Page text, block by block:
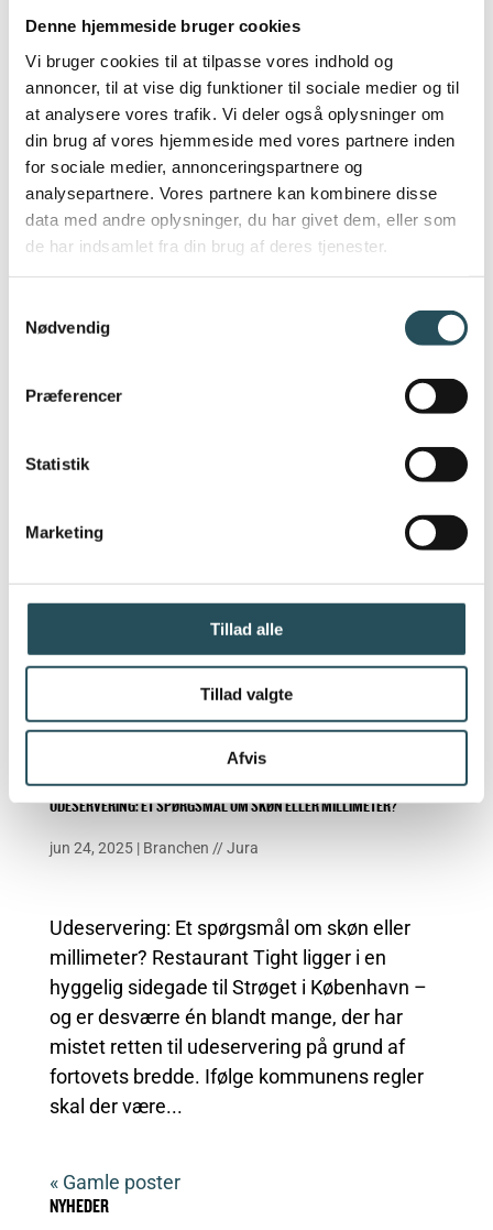
Denne hjemmeside bruger cookies
Vi bruger cookies til at tilpasse vores indhold og
annoncer, til at vise dig funktioner til sociale medier og til
at analysere vores trafik. Vi deler også oplysninger om
din brug af vores hjemmeside med vores partnere inden
for sociale medier, annonceringspartnere og
analysepartnere. Vores partnere kan kombinere disse
data med andre oplysninger, du har givet dem, eller som
de har indsamlet fra din brug af deres tjenester.
Nødvendig
Præferencer
Statistik
Marketing
Tillad alle
Tillad valgte
Afvis
WOLT UNDER LUP: EN TRAVL UGE I MEDIERNE, OG DRC HOLDER PRESSET
Wolt under lup: En travl uge i medierne, og
indklagede DRC Wolt overfor
stadig venter på en afgørelse på. Men i
mellem tiden begynder flere og flere medier
UDESERVERING: ET SPØRGSMÅL OM SKØN ELLER MILLIMETER?
jun 24, 2025| Branchen //Jura
Udeservering: Et spørgsmål om skøn eller
millimeter? Restaurant Tight ligger i en
hyggelig sidegade til Strøget i København –
og er desværre én blandt mange, der har
mistet retten til udeservering på grund af
fortovets bredde. Ifølge kommunens regler
skal der være...
« Gamle poster
NYHEDER